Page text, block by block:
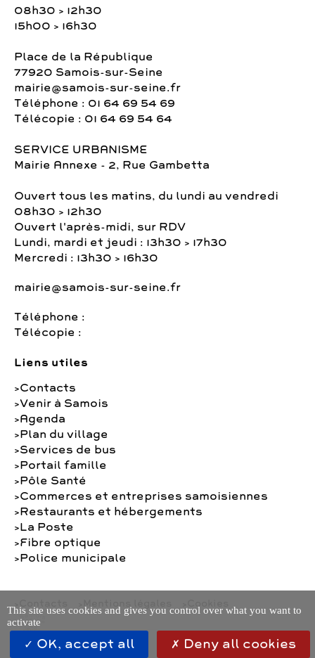
08h30 > 12h30
15h00 > 16h30
Place de la République
77920 Samois-sur-Seine
mairie@samois-sur-seine.fr
Téléphone : 01 64 69 54 69
Télécopie : 01 64 69 54 64
SERVICE URBANISME
Mairie Annexe - 2, Rue Gambetta
Ouvert tous les matins, du lundi au vendredi
08h30 > 12h30
Ouvert l'après-midi, sur RDV
Lundi, mardi et jeudi : 13h30 > 17h30
Mercredi : 13h30 > 16h30
mairie@samois-sur-seine.fr
Téléphone :
Télécopie :
Liens utiles
Contacts
Venir à Samois
Agenda
Plan du village
Services de bus
Portail famille
Pôle Santé
Commerces et entreprises samoisiennes
Restaurants et hébergements
La Poste
Fibre optique
Police municipale
This site uses cookies and gives you control over what you want to
activate
OK, accept all Deny all cookies